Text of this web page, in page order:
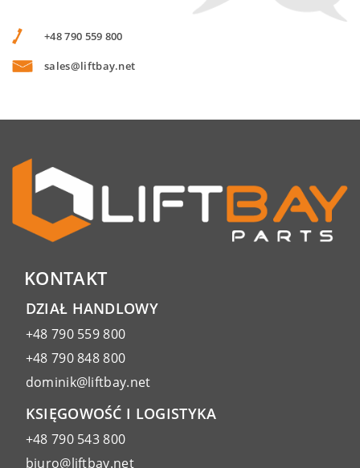
+48 790 559 800
sales@liftbay.net
KONTAKT
DZIAŁ HANDLOWY
+48 790 559 800
+48 790 848 800
dominik@liftbay.net
KSIĘGOWOŚĆ I LOGISTYKA
+48 790 543 800
biuro@liftbay.net